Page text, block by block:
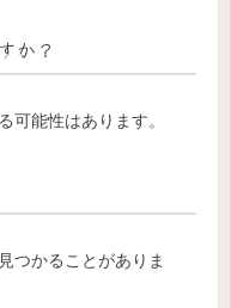
か？
可能性はあります。
つかることがありま